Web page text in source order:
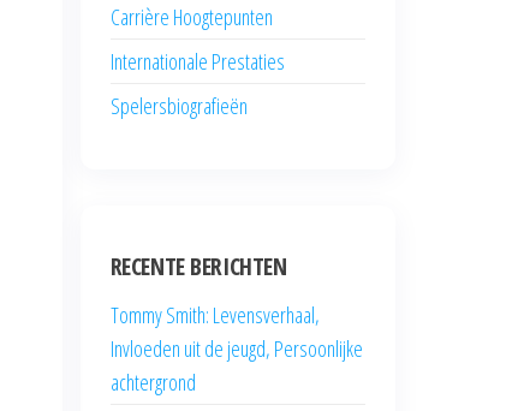
Carrière Hoogtepunten
Internationale Prestaties
Spelersbiografieën
RECENTE BERICHTEN
Tommy Smith: Levensverhaal,
Invloeden uit de jeugd, Persoonlijke
achtergrond